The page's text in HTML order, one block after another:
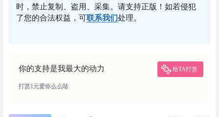
时，禁止复制、盗用、采集。请支持正版！如若侵犯
了您的合法权益，可联系我们处理。
你的支持是我最大的动力 给TA打赏
打赏1元爱你么么哒